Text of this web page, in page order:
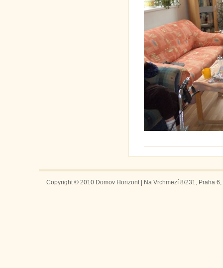
Copyright © 2010 Domov Horizont | Na Vrchmezí 8/231, Praha